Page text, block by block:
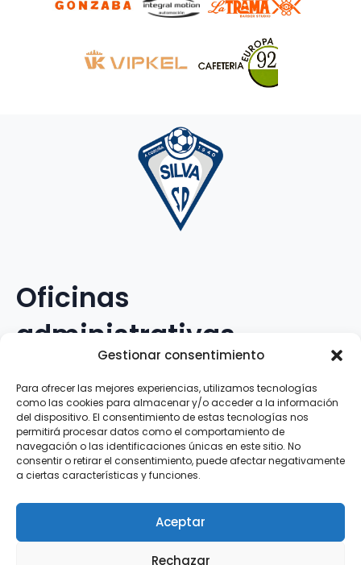
Gestionar consentimiento
Para ofrecer las mejores experiencias, utilizamos tecnologías
como las cookies para almacenar y/o acceder a la información
del dispositivo. El consentimiento de estas tecnologías nos
permitirá procesar datos como el comportamiento de
navegación o las identificaciones únicas en este sitio. No
consentir o retirar el consentimiento, puede afectar negativamente
a ciertas características y funciones.
Aceptar
Rechazar
Oficinas
administrativas
Avenida Galileo Galilei, 12
15.008 · A Coruña · España
Teléfono:881.069.303
WhatsApp:616.897.466